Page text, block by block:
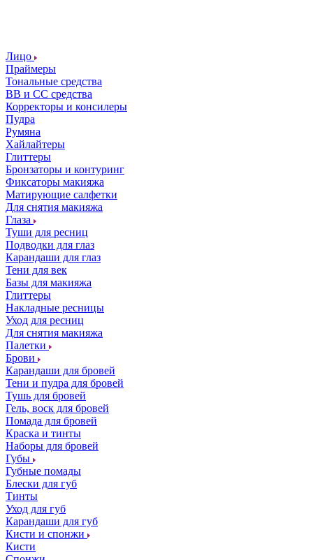
Лицо
Праймеры
Тональные средства
ВВ и СС средства
Корректоры и консилеры
Пудра
Румяна
Хайлайтеры
Глиттеры
Бронзаторы и контуринг
Фиксаторы макияжа
Матирующие салфетки
Для снятия макияжа
Глаза
Туши для ресниц
Подводки для глаз
Карандаши для глаз
Тени для век
Базы для макияжа
Глиттеры
Накладные ресницы
Уход для ресниц
Для снятия макияжа
Палетки
Брови
Карандаши для бровей
Тени и пудра для бровей
Тушь для бровей
Гель, воск для бровей
Помада для бровей
Краска и тинты
Наборы для бровей
Губы
Губные помады
Блески для губ
Тинты
Уход для губ
Карандаши для губ
Кисти и спонжи
Кисти